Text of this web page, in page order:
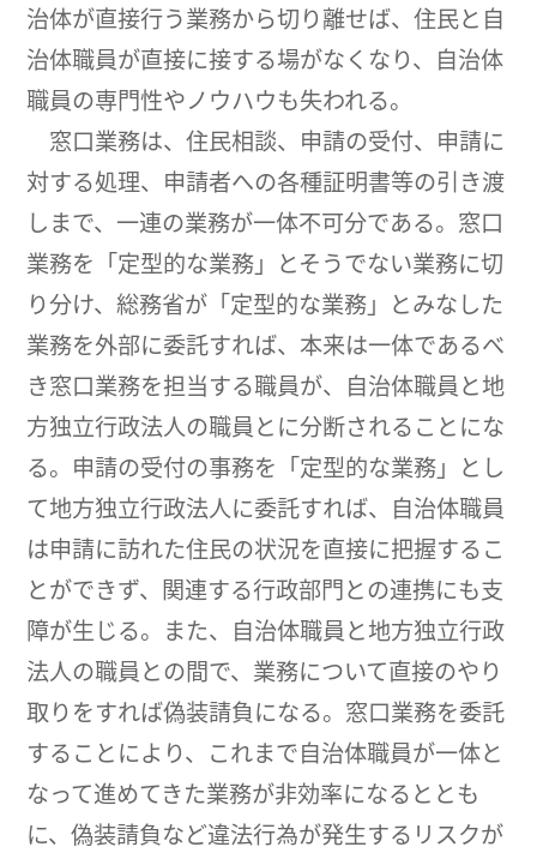
治体が直接行う業務から切り離せば、住民と自
治体職員が直接に接する場がなくなり、自治体
職員の専門性やノウハウも失われる。
窓口業務は、住民相談、申請の受付、申請に
対する処理、申請者への各種証明書等の引き渡
しまで、一連の業務が一体不可分である。窓口
業務を「定型的な業務」とそうでない業務に切
り分け、総務省が「定型的な業務」とみなした
業務を外部に委託すれば、本来は一体であるべ
き窓口業務を担当する職員が、自治体職員と地
方独立行政法人の職員とに分断されることにな
る。申請の受付の事務を「定型的な業務」とし
て地方独立行政法人に委託すれば、自治体職員
は申請に訪れた住民の状況を直接に把握するこ
とができず、関連する行政部門との連携にも支
障が生じる。また、自治体職員と地方独立行政
法人の職員との間で、業務について直接のやり
取りをすれば偽装請負になる。窓口業務を委託
することにより、これまで自治体職員が一体と
なって進めてきた業務が非効率になるととも
に、偽装請負など違法行為が発生するリスクが